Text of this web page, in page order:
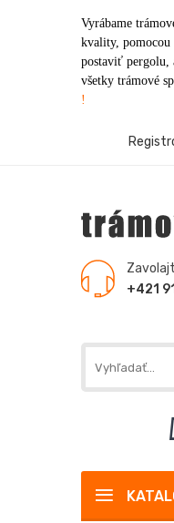
Vyrábame
kvality, pomocou
postaviť pergolu,
všetky trámové
!
+421